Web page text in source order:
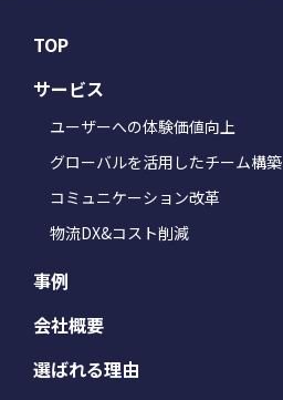
TOP
サービス
ユーザーへの体験価値向上
グローバルを活用したチーム構築
コミュニケーション改革
物流DX&コスト削減
事例
会社概要
選ばれる理由